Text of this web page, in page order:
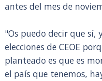
antes del mes de
"Os puedo decir que sí,
elecciones de CEOE
planteado es que es
el país que tenemos,